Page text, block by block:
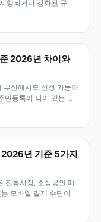
행되거나 강화된 규제
2026년 차이와
부산에서도 신청 가능하
민등록이 되어 있는 도
2026년 기준 5가지
전통시장, 소상공인 매
모바일 결제 수단이